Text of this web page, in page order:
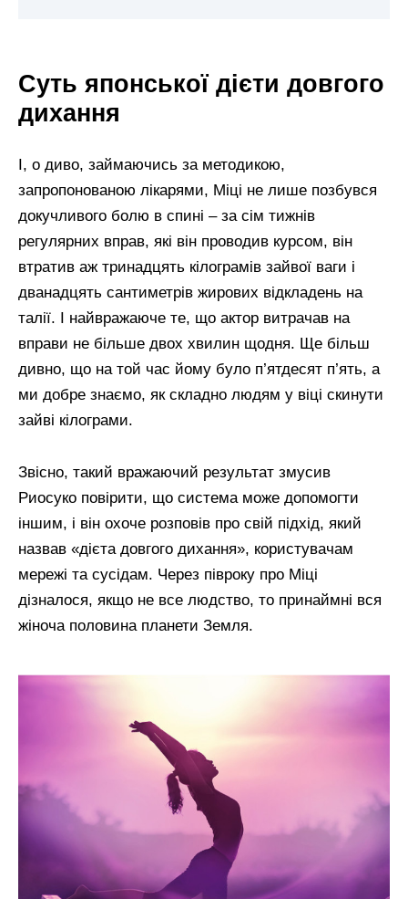
Суть японської дієти довгого
дихання
І, о диво, займаючись за методикою,
запропонованою лікарями, Міці не лише позбувся
докучливого болю в спині – за сім тижнів
регулярних вправ, які він проводив курсом, він
втратив аж тринадцять кілограмів зайвої ваги і
дванадцять сантиметрів жирових відкладень на
талії. І найвражаюче те, що актор витрачав на
вправи не більше двох хвилин щодня. Ще більш
дивно, що на той час йому було п’ятдесят п’ять, а
ми добре знаємо, як складно людям у віці скинути
зайві кілограми.
Звісно, такий вражаючий результат змусив
Риосуко повірити, що система може допомогти
іншим, і він охоче розповів про свій підхід, який
назвав «дієта довгого дихання», користувачам
мережі та сусідам. Через півроку про Міці
дізналося, якщо не все людство, то принаймні вся
жіноча половина планети Земля.